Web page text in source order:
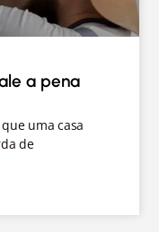
a pena
uma casa
de